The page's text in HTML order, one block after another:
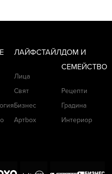
ЛАЙФСТАЙЛ
Лица
Свят
Бизнес
Артbox
ДОМ И
СЕМЕЙСТВО
Рецепти
Градина
Интериор